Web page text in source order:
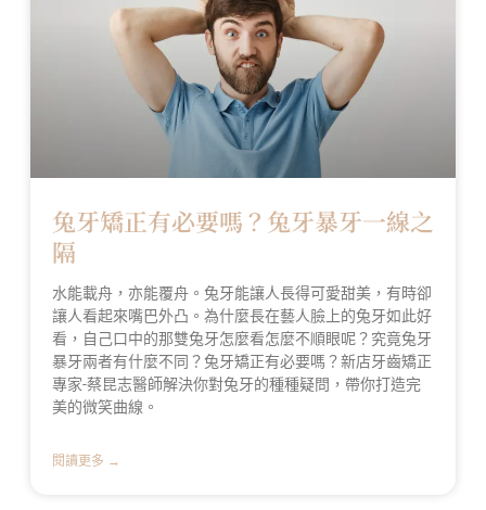
兔牙矯正有必要嗎？兔牙暴牙一線之
隔
水能載舟，亦能覆舟。兔牙能讓人長得可愛甜美，有時卻
讓人看起來嘴巴外凸。為什麼長在藝人臉上的兔牙如此好
看，自己口中的那雙兔牙怎麼看怎麼不順眼呢？究竟兔牙
暴牙兩者有什麼不同？兔牙矯正有必要嗎？新店牙齒矯正
專家-蔡昆志醫師解決你對兔牙的種種疑問，帶你打造完
美的微笑曲線。
閱讀更多 →